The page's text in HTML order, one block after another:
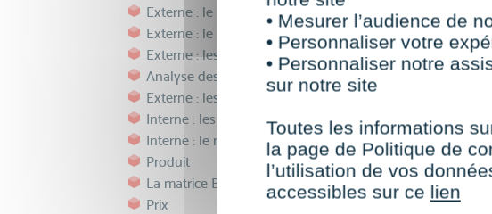
Externe : le micro-environnement
Externe : le macro-environnement
Externe : les concurrents
Analyse des concurrents : benchmark et mapping
Externe : les cibles
Interne : les informations clés
Interne : le marketing-mix
Produit
La matrice BCG et le cycle de vie du produit
Prix
• Mesurer l’audience de
• Personnaliser votre
• Personnaliser notre
sur notre site
Toutes les informations
la page de Politique de
l’utilisation de vos
accessibles sur ce lien